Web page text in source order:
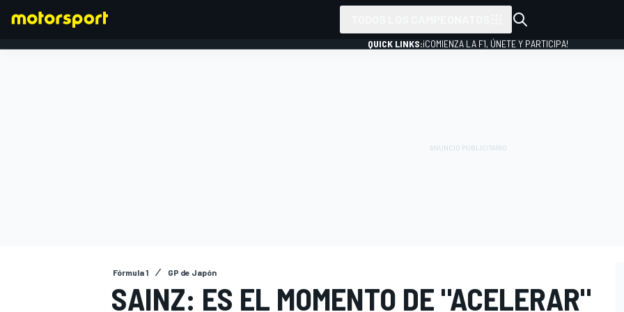
QUICK LINKS:¡COMIENZA LA F1, ÚNETE Y PARTICIPA!
Fórmula 1 GP de Japón
SAINZ: ES EL MOMENTO DE "ACELERAR"